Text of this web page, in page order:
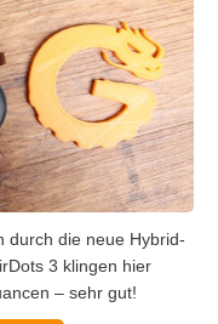
durch die neue Hybrid-
3 klingen hier
– sehr gut!